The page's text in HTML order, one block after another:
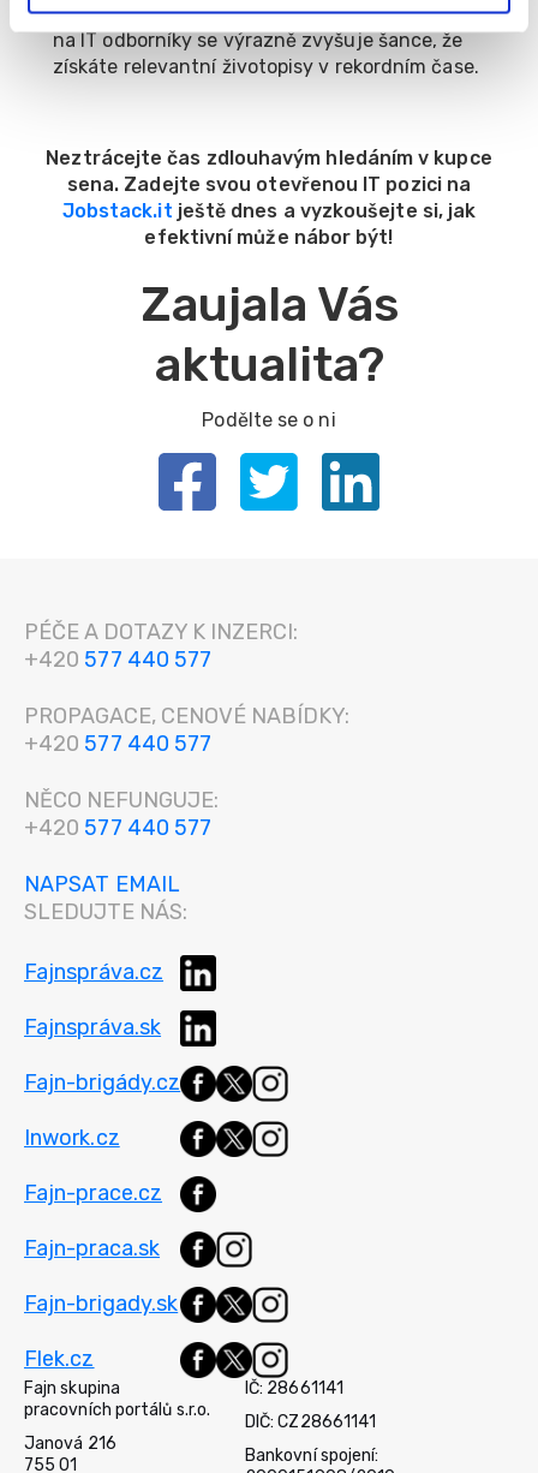
Rychlejší obsazení pozice: Díky přesnému zacílení
na IT odborníky se výrazně zvyšuje šance, že
získáte relevantní životopisy v rekordním čase.
Neztrácejte čas zdlouhavým hledáním v kupce
sena. Zadejte svou otevřenou IT pozici na
Jobstack.it ještě dnes a vyzkoušejte si, jak
efektivní může nábor být!
Zaujala Vás
aktualita?
Podělte se o ni
PÉČE A DOTAZY K INZERCI:
+420 577 440 577
PROPAGACE, CENOVÉ NABÍDKY:
+420 577 440 577
NĚCO NEFUNGUJE:
+420 577 440 577
NAPSAT EMAIL
SLEDUJTE NÁS:
Fajnspráva.cz
Fajnspráva.sk
Fajn-brigády.cz
Inwork.cz
Fajn-prace.cz
Fajn-praca.sk
Fajn-brigady.sk
Flek.cz
Fajn skupina
pracovních portálů s.r.o.
Janová 216
755 01
IČ: 28661141
DIČ: CZ28661141
Bankovní spojení: